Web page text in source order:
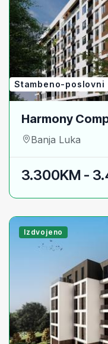
Stambeno-poslovni
Harmony
Banja Luka
3.300KM -
Izdvojeno